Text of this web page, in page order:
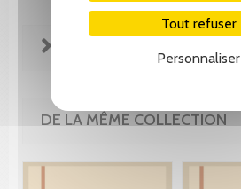
Tout refuser
Personnaliser
DE LA MÊME COLLECTION